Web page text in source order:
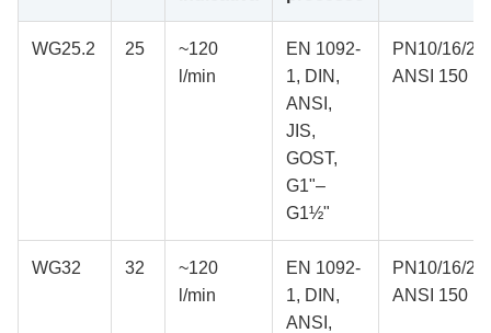
WG25.2 25
~120
l/min
EN 1092-
1, DIN,
ANSI,
JIS,
GOST,
G1"–
G1½"
PN10/16/
ANSI 150
WG32 32
~120
l/min
EN 1092-
1, DIN,
ANSI,
PN10/16/
ANSI 150